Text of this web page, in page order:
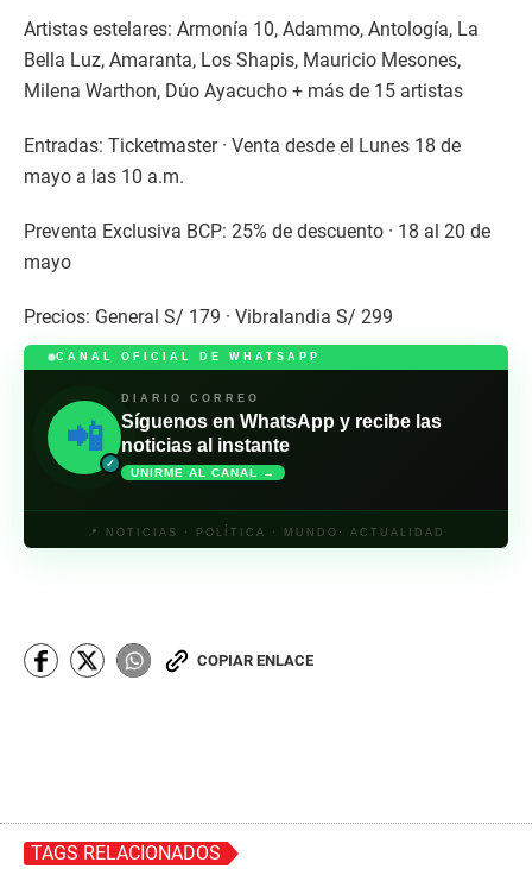
Artistas estelares: Armonía 10, Adammo, Antología, La
Bella Luz, Amaranta, Los Shapis, Mauricio Mesones,
Milena Warthon, Dúo Ayacucho + más de 15 artistas
Entradas: Ticketmaster · Venta desde el Lunes 18 de
mayo a las 10 a.m.
Preventa Exclusiva BCP: 25% de descuento · 18 al 20 de
mayo
Precios: General S/ 179 · Vibralandia S/ 299
CANAL OFICIAL DE WHATSAPP
📲
✓
DIARIO CORREO
Síguenos en WhatsApp y recibe las
noticias al instante
UNIRME AL CANAL →
📍 NOTICIAS · POLÍTICA · MUNDO· ACTUALIDAD
COPIAR ENLACE
TAGS RELACIONADOS